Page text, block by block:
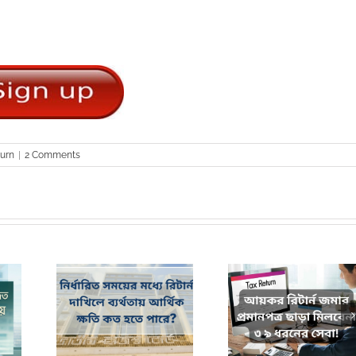
| 2 Comments
রিটার্ন
ক্ষতি কত
আয়কর রিটার্ন জমার প্রমাণ পত্র
ছাড়া মিলবেনা ৩৯ ধরনের সেবা!
কর দিবসের পূর্বে কেন
দাখিল করবেন?